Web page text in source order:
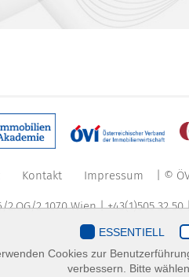
Kontakt Impressum | ©
2 1070 Wien | +43(1)505 32
ESSENTIELL
Cookies zur
verbessern. Bitte